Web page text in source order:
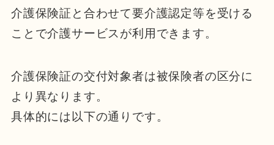
介護保険証と合わせて要介護認定等を受ける
ことで介護サービスが利用できます。
介護保険証の交付対象者は被保険者の区分に
より異なります。
具体的には以下の通りです。